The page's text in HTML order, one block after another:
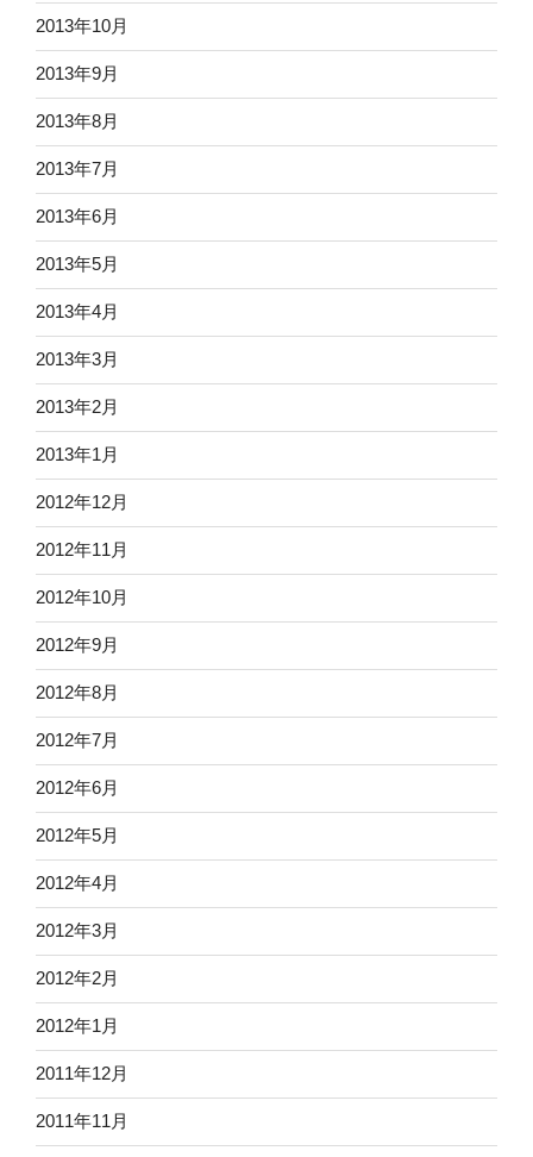
2013年10月
2013年9月
2013年8月
2013年7月
2013年6月
2013年5月
2013年4月
2013年3月
2013年2月
2013年1月
2012年12月
2012年11月
2012年10月
2012年9月
2012年8月
2012年7月
2012年6月
2012年5月
2012年4月
2012年3月
2012年2月
2012年1月
2011年12月
2011年11月